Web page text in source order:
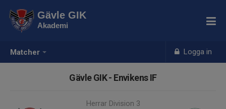
Matcher Logga in
Gävle GIK
Akademi
Gävle GIK - Envikens IF
Herrar Division 3